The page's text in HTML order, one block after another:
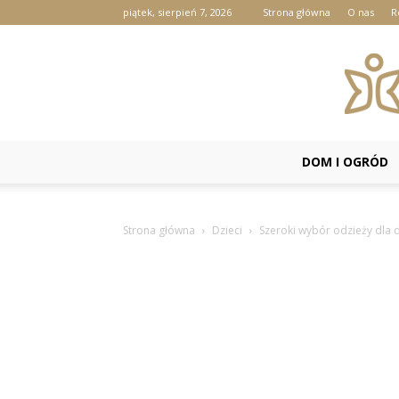
piątek, sierpień 7, 2026 Strona główna O nas
DOM I OGRÓD
Strona główna Dzieci Szeroki wybór odzieży dla